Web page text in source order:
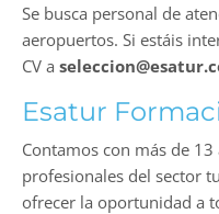
Se busca personal de
aeropuertos. Si estáis
CV a
Esatur
Contamos con más de
profesionales del sector
ofrecer la oportunidad a